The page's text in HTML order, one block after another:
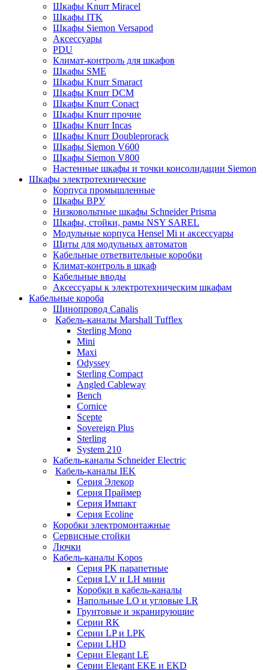
Шкафы Knurr Miracel
Шкафы ITK
Шкафы Siemon Versapod
Аксессуары
PDU
Климат-контроль для шкафов
Шкафы SME
Шкафы Knurr Smaract
Шкафы Knurr DCM
Шкафы Knurr Conact
Шкафы Knurr прочие
Шкафы Knurr Incas
Шкафы Knurr Doubleprorack
Шкафы Siemon V600
Шкафы Siemon V800
Настенные шкафы и точки консолидации Siemon
Шкафы электротехнические
Корпуса промышленные
Шкафы ВРУ
Низковольтные шкафы Schneider Prisma
Шкафы, стойки, рамы NSY SAREL
Модульные корпуса Hensel Mi и аксессуары
Щиты для модульных автоматов
Кабельные ответвительные коробки
Климат-контроль в шкаф
Кабельные вводы
Аксессуары к электротехническим шкафам
Кабельные короба
Шинопровод Canalis
Кабель-каналы Marshall Tufflex
Sterling Mono
Mini
Maxi
Odyssey
Sterling Compact
Angled Cableway
Bench
Cornice
Scepte
Sovereign Plus
Sterling
System 210
Кабель-каналы Schneider Electric
Кабель-каналы IEK
Серия Элекор
Серия Праймер
Серия Импакт
Серия Ecoline
Коробки электромонтажные
Сервисные стойки
Лючки
Кабель-каналы Kopos
Серия PK парапетные
Серия LV и LH мини
Коробки в кабель-каналы
Напольные LO и угловые LR
Грунтовые и экранирующие
Серии RK
Серии LP и LPK
Серии LHD
Серии Elegant LE
Серии Elegant EKE и EKD